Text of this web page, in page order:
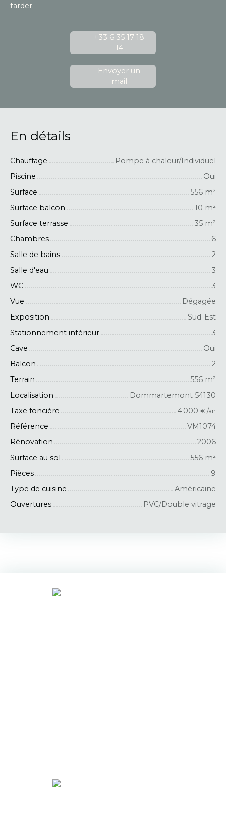
tarder.
+33 6 35 17 18
14
Envoyer un
mail
En détails
Chauffage
Pompe à chaleur/Individuel
Piscine
Oui
Surface
556 m²
Surface balcon
10 m²
Surface terrasse
35 m²
Chambres
6
Salle de bains
2
Salle d'eau
3
WC
3
Vue
Dégagée
Exposition
Sud-Est
Stationnement intérieur
3
Cave
Oui
Balcon
2
Terrain
556 m²
Localisation
Dommartemont 54130
Taxe foncière
4 000 € /an
Référence
VM1074
Rénovation
2006
Surface au sol
556 m²
Pièces
9
Type de cuisine
Américaine
Ouvertures
PVC/Double vitrage